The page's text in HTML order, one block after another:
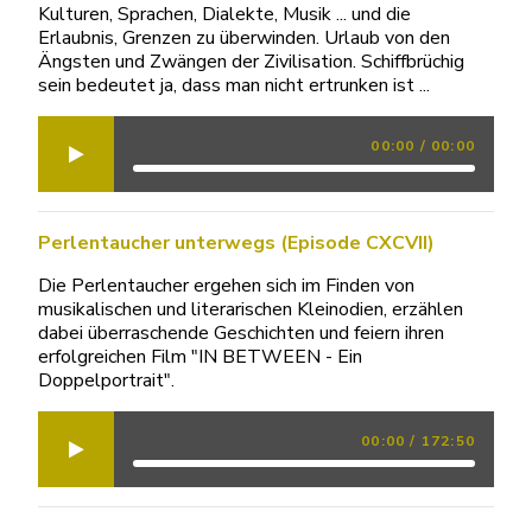
Kulturen, Sprachen, Dialekte, Musik ... und die
Erlaubnis, Grenzen zu überwinden. Urlaub von den
Ängsten und Zwängen der Zivilisation. Schiffbrüchig
sein bedeutet ja, dass man nicht ertrunken ist ...
00:00 / 00:00
Perlentaucher unterwegs (Episode CXCVII)
Die Perlentaucher ergehen sich im Finden von
musikalischen und literarischen Kleinodien, erzählen
dabei überraschende Geschichten und feiern ihren
erfolgreichen Film "IN BETWEEN - Ein
Doppelportrait".
00:00 / 172:50